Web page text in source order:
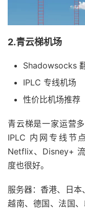
2.青云梯机场
Shadowsocks
IPLC 专线机场
性价比机场推荐
青云梯是一家运营
IPLC 内网专线节
Netflix、Disney+
度也很好。
服务器：香港、日本
越南、德国、法国